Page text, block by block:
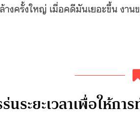
งครั้งใหญ่ เมื่อคดีมันเยอะขึ้น งาน
นระยะเวลาเพื่อให้ก